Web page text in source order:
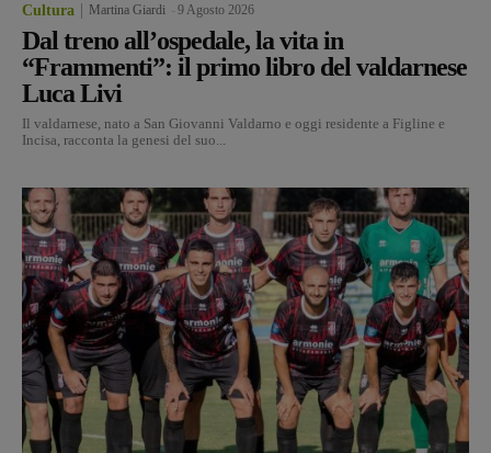
Cultura Martina Giardi 9 Agosto 2026
Dal treno all’ospedale, la vita in
“Frammenti”: il primo libro del valdarnese
Luca Livi
Il valdarnese, nato a San Giovanni Valdarno e oggi residente a Figline e
Incisa, racconta la genesi del suo...